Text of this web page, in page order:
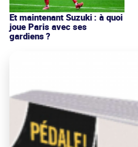
Et maintenant Suzuki : à quoi
joue Paris avec ses
gardiens ?